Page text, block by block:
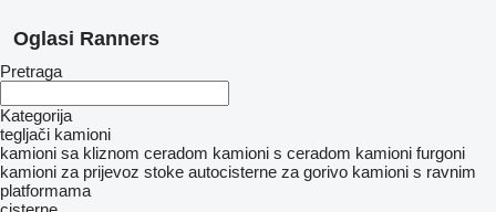
Oglasi Ranners
Pretraga
Kategorija
tegljači kamioni
kamioni sa kliznom ceradom kamioni s ceradom kamioni furgoni
kamioni za prijevoz stoke autocisterne za gorivo kamioni s ravnim
platformama